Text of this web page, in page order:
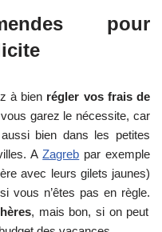
pour
à bien régler vos frais de
garez le nécessite, car
bien dans les petites
AZagreb par exemple
avec leurs gilets jaunes)
vous n’êtes pas en règle.
, mais bon, si on peut